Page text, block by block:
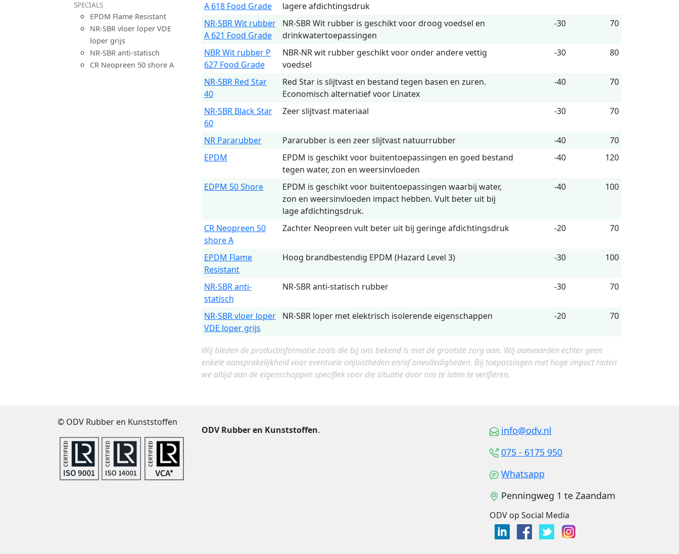
SPECIALS
EPDM Flame Resistant
NR-SBR vloer loper VDE
loper grijs
NR-SBR anti-statisch
CR Neopreen 50 shore A
A 618 Food Grade
lagere afdichtingsdruk
NR-SBR Wit rubber
A 621 Food Grade
NR-SBR Wit rubber is geschikt voor droog voedsel en
drinkwatertoepassingen
-30 70
NBR Wit rubber P
627 Food Grade
NBR-NR wit rubber geschikt voor onder andere vettig
voedsel
-30 80
NR-SBR Red Star
40
Red Star is slijtvast en bestand tegen basen en zuren.
Economisch alternatief voor Linatex
-40 70
NR-SBR Black Star
60
Zeer slijtvast materiaal -30 70
NR Pararubber Pararubber is een zeer slijtvast natuurrubber -40
70
EPDM
EPDM is geschikt voor buitentoepassingen en goed bestand
tegen water, zon en weersinvloeden
-40 120
EDPM 50 Shore
EPDM is geschikt voor buitentoepassingen waarbij water,
zon en weersinvloeden impact hebben. Vult beter uit bij
lage afdichtingsdruk.
-40 100
CR Neopreen 50
shore A
Zachter Neopreen vult beter uit bij geringe afdichtingsdruk -20 70
EPDM Flame
Resistant
Hoog brandbestendig EPDM (Hazard Level 3) -30 100
NR-SBR anti-
statisch
NR-SBR anti-statisch rubber -30 70
NR-SBR vloer loper
VDE loper grijs
NR-SBR loper met elektrisch isolerende eigenschappen -20 70
Wij bieden de productinformatie zoals die bij ons bekend is met de grootste zorg aan. Wij aanvaarden echter geen
enkele aansprakelijkheid voor eventuele onjuistheden en/of onvolledigheden. Bij toepassingen met hoge impact raden
we altijd aan de eigenschappen specifiek voor die situatie door ons te laten te verifiëren.
© ODV Rubber en Kunststoffen
ODV Rubber en Kunststoffen.
info@odv.nl
075 - 6175 950
Whatsapp
Penningweg 1 te Zaandam
ODV op Social Media